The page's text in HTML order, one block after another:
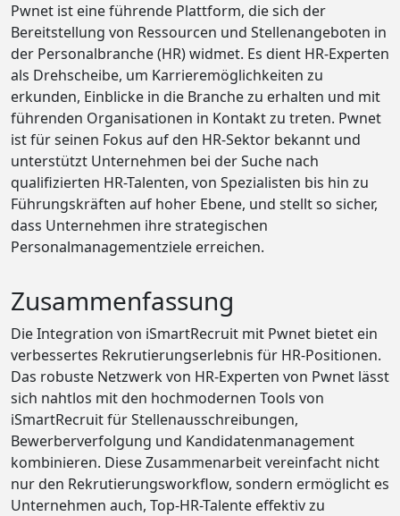
Pwnet ist eine führende Plattform, die sich der
Bereitstellung von Ressourcen und Stellenangeboten in
der Personalbranche (HR) widmet. Es dient HR-Experten
als Drehscheibe, um Karrieremöglichkeiten zu
erkunden, Einblicke in die Branche zu erhalten und mit
führenden Organisationen in Kontakt zu treten. Pwnet
ist für seinen Fokus auf den HR-Sektor bekannt und
unterstützt Unternehmen bei der Suche nach
qualifizierten HR-Talenten, von Spezialisten bis hin zu
Führungskräften auf hoher Ebene, und stellt so sicher,
dass Unternehmen ihre strategischen
Personalmanagementziele erreichen.
Zusammenfassung
Die Integration von iSmartRecruit mit Pwnet bietet ein
verbessertes Rekrutierungserlebnis für HR-Positionen.
Das robuste Netzwerk von HR-Experten von Pwnet lässt
sich nahtlos mit den hochmodernen Tools von
iSmartRecruit für Stellenausschreibungen,
Bewerberverfolgung und Kandidatenmanagement
kombinieren. Diese Zusammenarbeit vereinfacht nicht
nur den Rekrutierungsworkflow, sondern ermöglicht es
Unternehmen auch, Top-HR-Talente effektiv zu